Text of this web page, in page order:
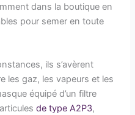
dans la boutique en
pour semer en toute
ils s’avèrent
les gaz, les vapeurs et les
équipé d’un filtre
de type A2P3,